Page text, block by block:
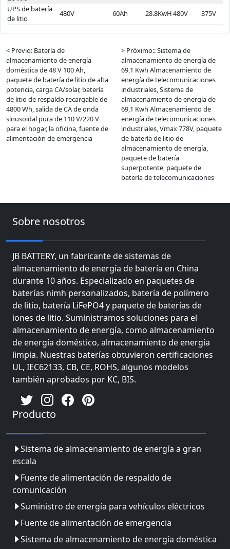
UPS de batería
de litio
480V 60Ah 28.8KwH480V 375V
< Previo: Batería de
almacenamiento de energía
doméstica de 48 V 100 Ah,
paquete de batería de litio de alta
potencia, carga CA/solar, batería
de litio de respaldo recargable de
4800 Wh, salida de CA de onda
sinusoidal pura de 110 V/220 V
para el hogar, la oficina, fuente de
alimentación de emergencia
> Próximo:: Sistema de
almacenamiento de energía de
69,1 Kwh Almacenamiento de
energía de telecomunicaciones
industriales, Sistema de
almacenamiento de energía de
69,1 Kwh Almacenamiento de
energía de telecomunicaciones
industriales, Vmax 778V, paquete
de batería de litio de
almacenamiento de energía,
paquete de batería
superpotente, paquete de
batería de telecomunicaciones
Sobre nosotros
JB BATTERY, un fabricante de sistemas de
almacenamiento de energía de batería en China
durante 10 años. Especializado en paquetes de
baterías nimh personalizados, batería de polímero
de litio, batería LiFePO4 y paquete de baterías de
iones de litio. Suministramos soluciones para el
almacenamiento de energía, como almacenamiento
de energía doméstico, almacenamiento de energía
limpia. Nuestras baterías obtuvieron certificaciones
UL, IEC62133, CB, CE, ROHS, algunos modelos
también aprobados por KC, BIS.
Producto
Sistema de almacenamiento de energía a gran
escala
Fuente de alimentación de respaldo de
comunicación
Suministro de energía para vehículos eléctricos
Fuente de alimentación de emergencia
Sistema de almacenamiento de energía doméstica